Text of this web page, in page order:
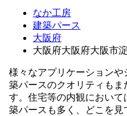
なか工房
建築パース
大阪府
大阪府大阪府大阪市
様々なアプリケーション
築パースのクオリティもま
す。住宅等の内観におい
築パースも多く、どこを